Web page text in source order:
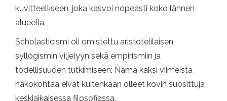
kuvitteelliseen, joka kasvoi nopeasti koko lännen
alueella.
Scholasticismi oli omistettu aristotelilaisen
syllogismin viljelyyn sekä empirismiin ja
todellisuuden tutkimiseen; Nämä kaksi viimeistä
näkökohtaa eivät kuitenkaan olleet kovin suosittuja
keskiaikaisessa filosofiassa.